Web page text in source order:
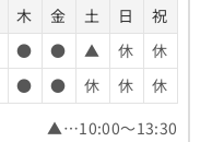
木 金 土 日
祝
● ● ▲ 休
休
● ● 休 休
休
▲…10:00～13:30